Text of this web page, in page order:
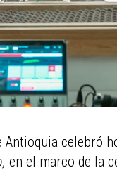
celebró
en el marco de la